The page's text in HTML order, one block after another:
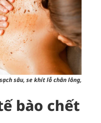
sâu, se khít lỗ chân lông,
bào chết